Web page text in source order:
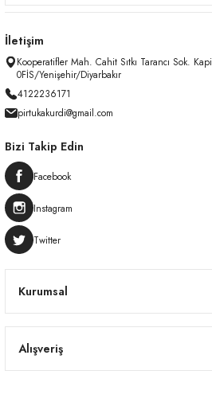
İletişim
Kooperatifler Mah. Cahit Sıtkı Tarancı Sok.
0FİS/Yenişehir/Diyarbakır
4122236171
pirtukakurdi@gmail.com
Kurumsal
Alışveriş
Bizi Takip Edin
Facebook
Instagram
Twitter